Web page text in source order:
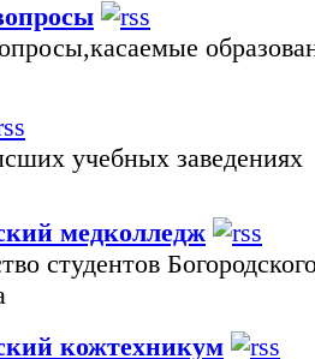
учебных заведениях
медколледж
студентов
кожтехникум